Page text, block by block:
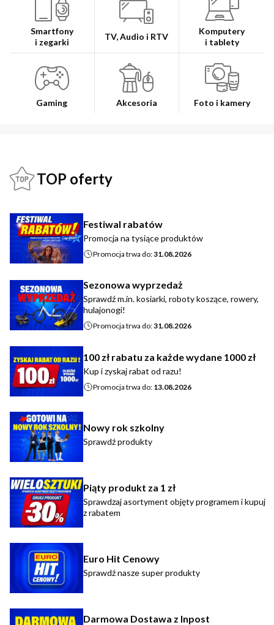
Smartfony
i zegarki
TV, Audio i RTV
Komputery
i tablety
Gaming Akcesoria Foto i kamery
TOP oferty
Festiwal rabatów
Promocja na tysiące produktów
Promocja trwa do:31.08.2026
Sezonowa wyprzedaż
Sprawdź m.in. kosiarki, roboty koszące, rowery,
hulajonogi!
Promocja trwa do:31.08.2026
100 zł rabatu za każde wydane 1000 zł
Kup i zyskaj rabat od razu!
Promocja trwa do: 13.08.2026
Nowy rok szkolny
Sprawdź produkty
Piąty produkt za 1 zł
Sprawdzaj asortyment objęty programem i kupuj
z rabatem
Euro Hit Cenowy
Sprawdź nasze super produkty
Darmowa Dostawa z Inpost